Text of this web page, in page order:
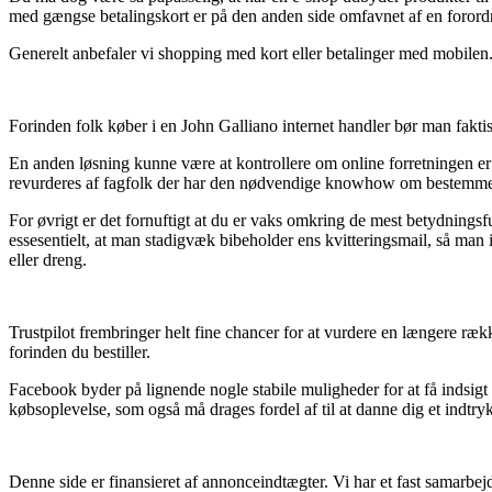
med gængse betalingskort er på den anden side omfavnet af en
Generelt anbefaler vi shopping med kort eller betalinger med
Forinden folk køber i en John Galliano internet handler bør man
En anden løsning kunne være at kontrollere om online forretningen
revurderes af fagfolk der har den nødvendige knowhow om
For øvrigt er det fornuftigt at du er vaks omkring de mest
essesentielt, at man stadigvæk bibeholder ens kvitteringsmail, så
eller dreng.
Trustpilot frembringer helt fine chancer for at vurdere en længere
forinden du bestiller.
Facebook byder på lignende nogle stabile muligheder for at få
købsoplevelse, som også må drages fordel af til at danne dig et
Denne side er finansieret af annonceindtægter. Vi har et fast